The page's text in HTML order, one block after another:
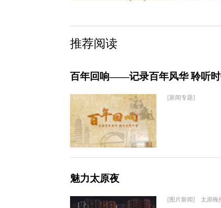
推荐阅读
百年回响——记录百年风华 聆听
[新闻专题]
魅力太原夜
[图片新闻] 太原晚